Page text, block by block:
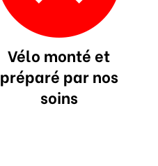
Vélo monté et
préparé par nos
soins